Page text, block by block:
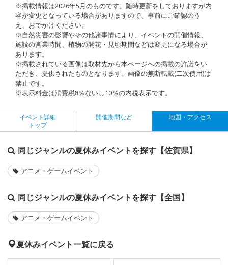
※掲載情報は2026年5月のものです。随時更新をしておりますが内
容が変更となっている場合がありますので、事前にご確認のう
え、おでかけください。
※自然災害の影響やその他諸事情により、イベントの開催情報、
施設の営業時間、植物の開花・見頃期間などは変更になる場合が
あります。
※掲載されている画像は取材先から本ページへの掲載の許諾をい
ただき、提供されたものとなります。画像の無断転載(二次使用)は
禁止です。
※表示料金は消費税8％ないし10％の内税表示です。
イベント詳細
トップ
開催期間など 地図・アクセス
同じジャンルの夏休みイベントを探す【佐賀県】
アニメ・ゲームイベント
同じジャンルの夏休みイベントを探す【全国】
アニメ・ゲームイベント
夏休みイベント一覧に戻る